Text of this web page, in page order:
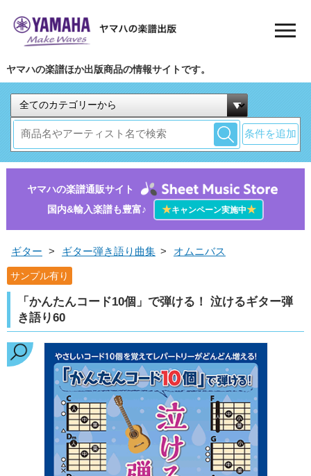
ヤマハの楽譜ほか出版商品の情報サイトです。
条件を追加
ヤマハの楽譜通販サイト
国内&輸入楽譜も豊富♪
★キャンペーン実施中★
ギター > ギター弾き語り曲集 > オムニバス
サンプル有り
「かんたんコード10個」で弾ける！ 泣けるギター弾
き語り60